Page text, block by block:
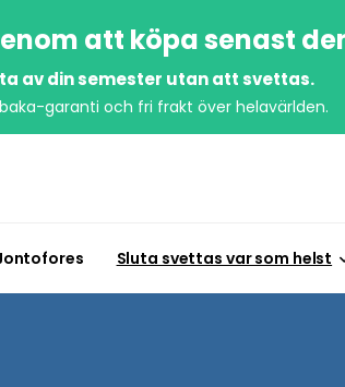
att köpa senast
av din semester utan att svettas.
garanti och fri frakt över helavärlden.
Sluta svettas var som helst